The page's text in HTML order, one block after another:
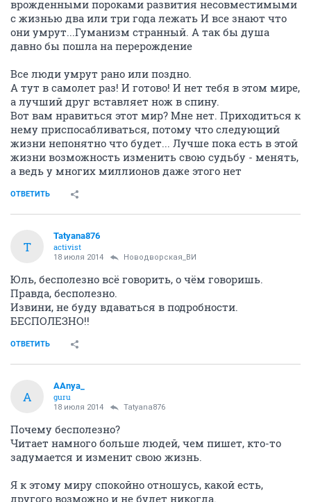
врожденными пороками развития несовместимыми
с жизнью два или три года лежать И все знают что
они умрут...Гуманизм странный. А так бы душа
давно бы пошла на перерождение
Все люди умрут рано или поздно.
А тут в самолет раз! И готово! И нет тебя в этом мире,
а лучший друг вставляет нож в спину.
Вот вам нравиться этот мир? Мне нет. Приходиться к
нему приспосабливаться, потому что следующий
жизни непонятно что будет... Лучше пока есть в этой
жизни возможность изменить свою судьбу - менять,
а ведь у многих миллионов даже этого нет
ОТВЕТИТЬ
T
Tatyana876
activist
18 июля 2014 Новодворcкая_ВИ
Юль, бесполезно всё говорить, о чём говоришь.
Правда, бесполезно.
Извини, не буду вдаваться в подробности.
БЕСПОЛЕЗНО!!
ОТВЕТИТЬ
A
AAnya_
guru
18 июля 2014 Tatyana876
Почему бесполезно?
Читает намного больше людей, чем пишет, кто-то
задумается и изменит свою жизнь.
Я к этому миру спокойно отношусь, какой есть,
другого возможно и не будет никогда.